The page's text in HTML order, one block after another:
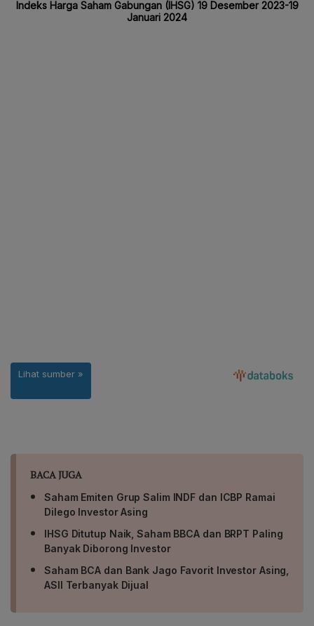
BACA JUGA
Saham Emiten Grup Salim INDF dan ICBP Ramai
Dilego Investor Asing
IHSG Ditutup Naik, Saham BBCA dan BRPT Paling
Banyak Diborong Investor
Saham BCA dan Bank Jago Favorit Investor Asing,
ASII Terbanyak Dijual